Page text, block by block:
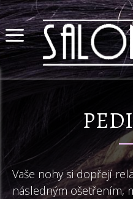
Vaše nohy si dopřejí
následným ošetřením,